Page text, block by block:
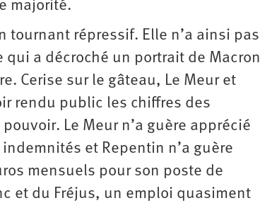
majorité.
tournant répressif. Elle n’a ainsi pas
a décroché un portrait de Macron
Cerise sur le gâteau, Le Meur et
rendu public les chiffres des
Le Meur n’a guère apprécié
et Repentin n’a guère
mensuels pour son poste de
et du Fréjus, un emploi quasiment